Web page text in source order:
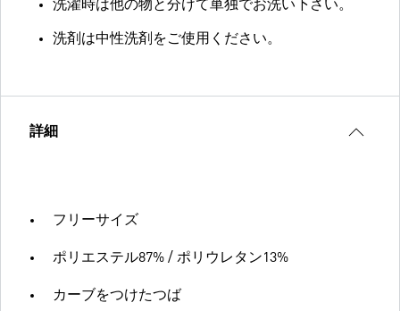
洗濯時は他の物と分けて単独でお洗い下さい。
洗剤は中性洗剤をご使用ください。
詳細
フリーサイズ
ポリエステル87% / ポリウレタン13%
カーブをつけたつば